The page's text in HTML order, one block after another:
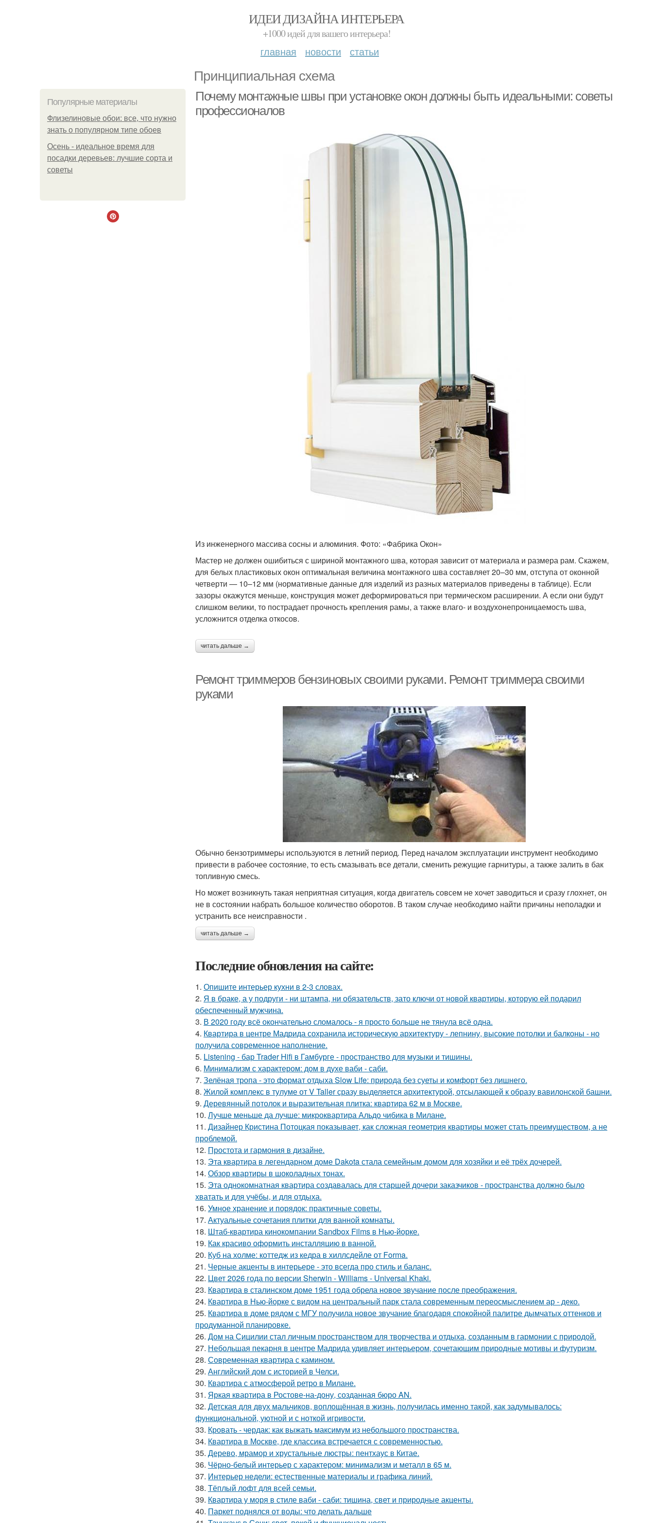
ИДЕИ ДИЗАЙНА ИНТЕРЬЕРА
+1000 идей для вашего интерьера!
главная новости статьи
Принципиальная схема
Популярные материалы
Флизелиновые обои: все, что нужно
знать о популярном типе обоев
Осень - идеальное время для
посадки деревьев: лучшие сорта и
советы
Почему монтажные швы при установке окон должны быть идеальными: советы
профессионалов
Из инженерного массива сосны и алюминия. Фото: «Фабрика Окон»
Мастер не должен ошибиться с шириной монтажного шва, которая зависит от материала и размера рам. Скажем,
для белых пластиковых окон оптимальная величина монтажного шва составляет 20–30 мм, отступа от оконной
четверти — 10–12 мм (нормативные данные для изделий из разных материалов приведены в таблице). Если
зазоры окажутся меньше, конструкция может деформироваться при термическом расширении. А если они будут
слишком велики, то пострадает прочность крепления рамы, а также влаго- и воздухонепроницаемость шва,
усложнится отделка откосов.
читать дальше →
Ремонт триммеров бензиновых своими руками. Ремонт триммера своими
руками
Обычно бензотриммеры используются в летний период. Перед началом эксплуатации инструмент необходимо
привести в рабочее состояние, то есть смазывать все детали, сменить режущие гарнитуры, а также залить в бак
топливную смесь.
Но может возникнуть такая неприятная ситуация, когда двигатель совсем не хочет заводиться и сразу глохнет, он
не в состоянии набрать большое количество оборотов. В таком случае необходимо найти причины неполадки и
устранить все неисправности .
читать дальше →
Последние обновления на сайте:
1. Опишите интерьер кухни в 2-3 словах.
2. Я в браке, а у подруги - ни штампа, ни обязательств, зато ключи от новой квартиры, которую ей подарил
обеспеченный мужчина.
3. В 2020 году всё окончательно сломалось - я просто больше не тянула всё одна.
4. Квартира в центре Мадрида сохранила историческую архитектуру - лепнину, высокие потолки и балконы - но
получила современное наполнение.
5. Listening - бар Trader Hifi в Гамбурге - пространство для музыки и тишины.
6. Минимализм с характером: дом в духе ваби - саби.
7. Зелёная тропа - это формат отдыха Slow Life: природа без суеты и комфорт без лишнего.
8. Жилой комплекс в тулуме от V Taller сразу выделяется архитектурой, отсылающей к образу вавилонской башни.
9. Деревянный потолок и выразительная плитка: квартира 62 м в Москве.
10. Лучше меньше да лучше: микроквартира Альдо чибика в Милане.
11. Дизайнер Кристина Потоцкая показывает, как сложная геометрия квартиры может стать преимуществом, а не
проблемой.
12. Простота и гармония в дизайне.
13. Эта квартира в легендарном доме Dakota стала семейным домом для хозяйки и её трёх дочерей.
14. Обзор квартиры в шоколадных тонах.
15. Эта однокомнатная квартира создавалась для старшей дочери заказчиков - пространства должно было
хватать и для учёбы, и для отдыха.
16. Умное хранение и порядок: практичные советы.
17. Актуальные сочетания плитки для ванной комнаты.
18. Штаб-квартира кинокомпании Sandbox Films в Нью-йорке.
19. Как красиво оформить инсталляцию в ванной.
20. Куб на холме: коттедж из кедра в хиллсдейле от Forma.
21. Черные акценты в интерьере - это всегда про стиль и баланс.
22. Цвет 2026 года по версии Sherwin - Williams - Universal Khaki.
23. Квартира в сталинском доме 1951 года обрела новое звучание после преображения.
24. Квартира в Нью-йорке с видом на центральный парк стала современным переосмыслением ар - деко.
25. Квартира в доме рядом с МГУ получила новое звучание благодаря спокойной палитре дымчатых оттенков и
продуманной планировке.
26. Дом на Сицилии стал личным пространством для творчества и отдыха, созданным в гармонии с природой.
27. Небольшая пекарня в центре Мадрида удивляет интерьером, сочетающим природные мотивы и футуризм.
28. Современная квартира с камином.
29. Английский дом с историей в Челси.
30. Квартира с атмосферой ретро в Милане.
31. Яркая квартира в Ростове-на-дону, созданная бюро AN.
32. Детская для двух мальчиков, воплощённая в жизнь, получилась именно такой, как задумывалось:
функциональной, уютной и с ноткой игривости.
33. Кровать - чердак: как выжать максимум из небольшого пространства.
34. Квартира в Москве, где классика встречается с современностью.
35. Дерево, мрамор и хрустальные люстры: пентхаус в Китае.
36. Чёрно-белый интерьер с характером: минимализм и металл в 65 м.
37. Интерьер недели: естественные материалы и графика линий.
38. Тёплый лофт для всей семьи.
39. Квартира у моря в стиле ваби - саби: тишина, свет и природные акценты.
40. Паркет поднялся от воды: что делать дальше